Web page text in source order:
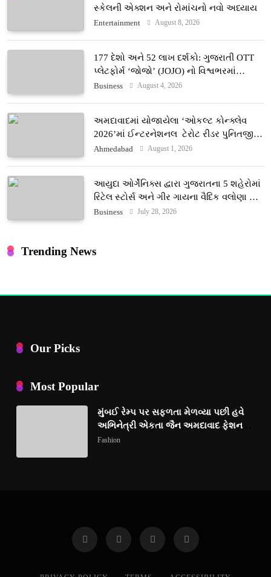
સ્કેલની એક્શન અને રોમાંચનો નવો અધ્યાય
Entertainment August 8, 2026
177 દેશો અને 52 લાખ દર્શકો: ગુજરાતી OTT
પ્લેટફોર્મ ‘જોજો’ (JOJO) નો વિશ્વભરમાં
દબદબો
Business August 4, 2026
અમદાવાદમાં યોજાયેલા ‘ઓકલ્ટ કોન્ક્લેવ
2026’માં ઈન્ટરનેશનલ ટેરોટ રીડર પુનિતજી
લુલ્લા એ ટેરોટ કાર્ડ રીડિંગ અંગે માહિતી આપી
Ahmedabad August 1, 2026
આયુદા ઓર્ગેનિક્સ દ્વારા ગુજરાતના 5 શહેરોમાં
રિટેલ સ્ટોર્સ અને ગીર ગાયના વૈદિક વલોણા ઘી-
દૂધની શુદ્ધ સેવાઓ સાથે વ્યાપક વિસ્તરણ
Business July 28, 2026
Trending News
Our Picks
Most Popular
મુંબઈ રેમ્પ પર સફળતા મેળવ્યા પછી હવે
અભિનેત્રી એકતા જૈન અમદાવાદ ફેશન
વીકમાં પોતાની પ્રતિભા પ્રદર્શિત કરશે
Fashion